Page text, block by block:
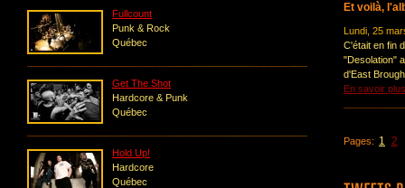
Fullcount
Punk & Rock
Québec
Get The Shot
Hardcore & Punk
Québec
Hold Up!
Hardcore
Québec
Et voilà,
Lundi, 25
C'était en fin
"Desolation"
d'East
En savoir plus
Pages: 1 2